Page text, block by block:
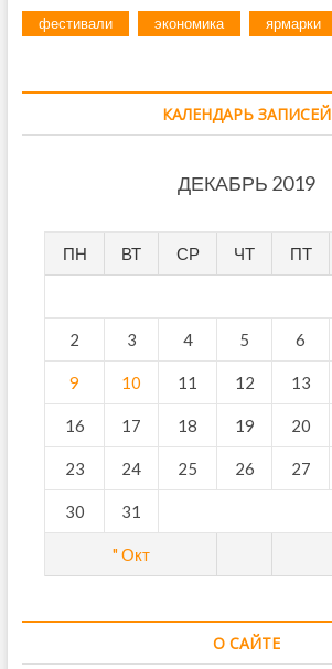
фестивали экономика ярмарки
КАЛЕНДАРЬ ЗАПИСЕЙ
ДЕКАБРЬ 2019
ПН ВТ СР ЧТ ПТ
" Окт
2 3 4 5 6
9 10 11 12 13
16 17 18 19 20
23 24 25 26 27
30 31
О САЙТЕ